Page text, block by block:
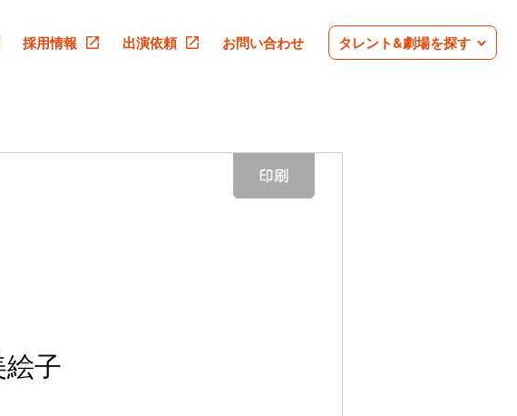
採用情報 出演依頼 お問い合わせ タレント&劇場を探す
絵子